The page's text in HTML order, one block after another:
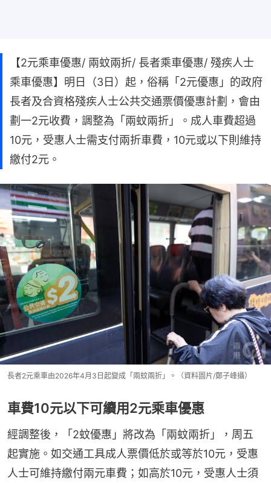
【2元乘車優惠/ 兩蚊兩折/ 長者乘車優惠/ 殘疾人士
乘車優惠】明日（3日）起，俗稱「2元優惠」的政府
長者及合資格殘疾人士公共交通票價優惠計劃，會由
劃一2元收費，調整為「兩蚊兩折」。成人車費超過
10元，受惠人士需支付兩折車費，10元或以下則維持
繳付2元。
長者2元乘車由2026年4月3日起變成「兩蚊兩折」。（資料圖片/鄭子峰攝）
車費10元以下可續用2元乘車優惠
經調整後，「2蚊優惠」將改為「兩蚊兩折」，周五
起實施。如交通工具成人票價低於或等於10元，受惠
人士可維持繳付兩元車費；如高於10元，受惠人士須